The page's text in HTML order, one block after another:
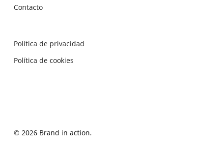
Contacto
Política de privacidad
Política de cookies
© 2026 Brand in action.